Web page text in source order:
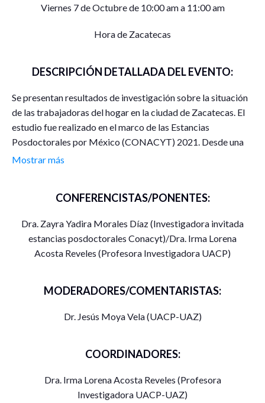
Viernes 7 de Octubre de 10:00 am a 11:00 am
Hora de Zacatecas
DESCRIPCIÓN DETALLADA DEL EVENTO:
Se presentan resultados de investigación sobre la situación
de las trabajadoras del hogar en la ciudad de Zacatecas. El
estudio fue realizado en el marco de las Estancias
Posdoctorales por México (CONACYT) 2021. Desde una
perspectiva feminista se informa y reflexiona sobre la
mujeres y su resonancia en un déficit laboral y de bienestar
Mostrar más
CONFERENCISTAS/PONENTES:
Dra. Zayra Yadira Morales Díaz (Investigadora invitada
estancias posdoctorales Conacyt)/Dra. Irma Lorena
Acosta Reveles (Profesora Investigadora UACP)
MODERADORES/COMENTARISTAS:
Dr. Jesús Moya Vela (UACP-UAZ)
COORDINADORES:
Dra. Irma Lorena Acosta Reveles (Profesora
Investigadora UACP-UAZ)